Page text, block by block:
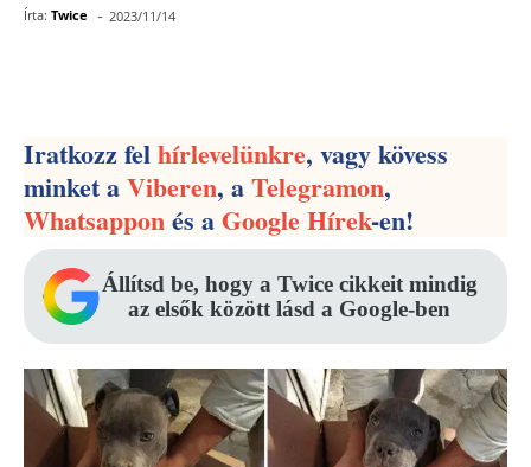
Írta: Twice - 2023/11/14
Iratkozz felhírlevelünkre, vagy kövess
minket aViberen, aTelegramon,
Whatsapponés aGoogle Hírek-en!
Állítsd be, hogy a Twice cikkeit mindig
az elsők között lásd a Google-ben